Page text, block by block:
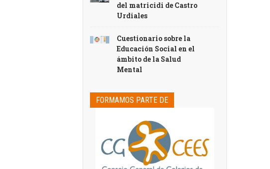
del matricidi de Castro
Urdiales
Cuestionario sobre la
Educación Social en el
ámbito de la Salud
Mental
FORMAMOS PARTE DE